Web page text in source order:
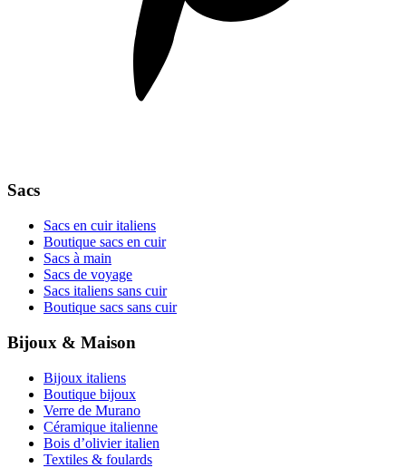
Sacs
Sacs en cuir italiens
Boutique sacs en cuir
Sacs à main
Sacs de voyage
Sacs italiens sans cuir
Boutique sacs sans cuir
Bijoux & Maison
Bijoux italiens
Boutique bijoux
Verre de Murano
Céramique italienne
Bois d’olivier italien
Textiles & foulards